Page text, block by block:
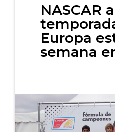
NASCAR
Europa
semana